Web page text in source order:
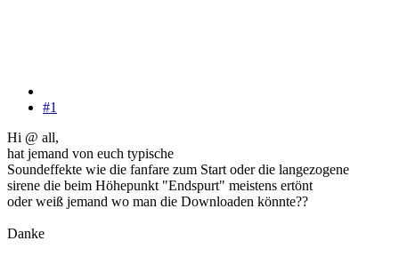
#1
Hi @ all,
hat jemand von euch typische
Soundeffekte wie die fanfare zum Start oder die langezogene
sirene die beim Höhepunkt "Endspurt" meistens ertönt
oder weiß jemand wo man die Downloaden könnte??
Danke